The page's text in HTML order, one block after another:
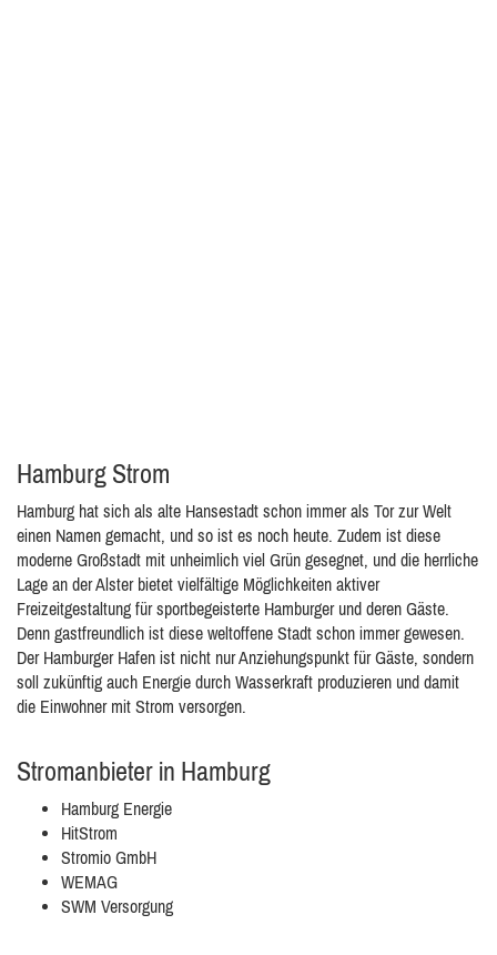
Hamburg Strom
Hamburg hat sich als alte Hansestadt schon immer als Tor zur Welt
einen Namen gemacht, und so ist es noch heute. Zudem ist diese
moderne Großstadt mit unheimlich viel Grün gesegnet, und die herrliche
Lage an der Alster bietet vielfältige Möglichkeiten aktiver
Freizeitgestaltung für sportbegeisterte Hamburger und deren Gäste.
Denn gastfreundlich ist diese weltoffene Stadt schon immer gewesen.
Der Hamburger Hafen ist nicht nur Anziehungspunkt für Gäste, sondern
soll zukünftig auch Energie durch Wasserkraft produzieren und damit
die Einwohner mit Strom versorgen.
Stromanbieter in Hamburg
Hamburg Energie
HitStrom
Stromio GmbH
WEMAG
SWM Versorgung